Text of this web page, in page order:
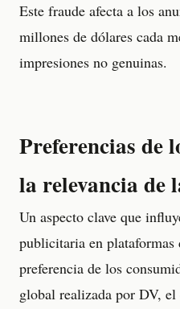
Este fraude afecta a los
millones de dólares cada
impresiones no genuinas.
Preferencias de
la relevancia de
Un aspecto clave que
publicitaria en plataformas
preferencia de los
global realizada por DV,